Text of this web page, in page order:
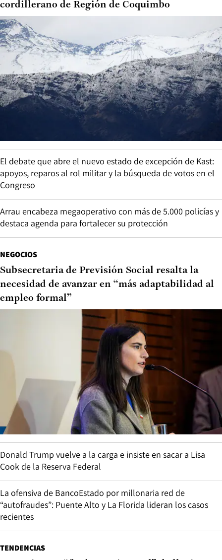
cordillerano de Región de Coquimbo
El debate que abre el nuevo estado de excepción de Kast:
apoyos, reparos al rol militar y la búsqueda de votos en el
Congreso
Arrau encabeza megaoperativo con más de 5.000 policías y
destaca agenda para fortalecer su protección
NEGOCIOS
Subsecretaria de Previsión Social resalta la
necesidad de avanzar en “más adaptabilidad al
empleo formal”
Donald Trump vuelve a la carga e insiste en sacar a Lisa
Cook de la Reserva Federal
La ofensiva de BancoEstado por millonaria red de
“autofraudes”: Puente Alto y La Florida lideran los casos
recientes
TENDENCIAS